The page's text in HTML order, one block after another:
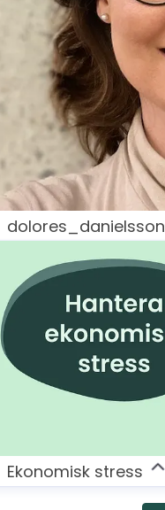
dolores_danielsson
Ekonomisk stress